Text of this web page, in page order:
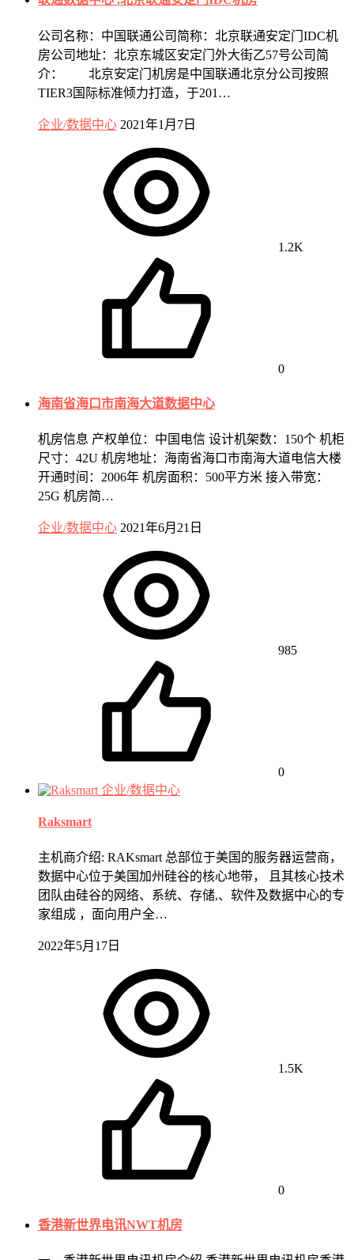
公司名称：中国联通公司简称：北京联通安定门IDC机
房公司地址：北京东城区安定门外大街乙57号公司简
介： 北京安定门机房是中国联通北京分公司按照
TIER3国际标准倾力打造，于201…
企业/数据中心 2021年1月7日
1.2K
0
海南省海口市南海大道数据中心
机房信息 产权单位：中国电信 设计机架数：150个 机柜
尺寸：42U 机房地址：海南省海口市南海大道电信大楼
开通时间：2006年 机房面积：500平方米 接入带宽：
25G 机房简…
企业/数据中心 2021年6月21日
985
0
企业/数据中心
Raksmart
主机商介绍: RAKsmart 总部位于美国的服务器运营商，
数据中心位于美国加州硅谷的核心地带， 且其核心技术
团队由硅谷的网络、系统、存储,、软件及数据中心的专
家组成 ，面向用户全…
2022年5月17日
1.5K
0
香港新世界电讯NWT机房